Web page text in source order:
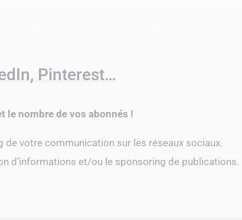
Pinterest…
le nombre de vos abonnés !
votre communication sur les réseaux sociaux.
d’informations et/ou le sponsoring de publications.